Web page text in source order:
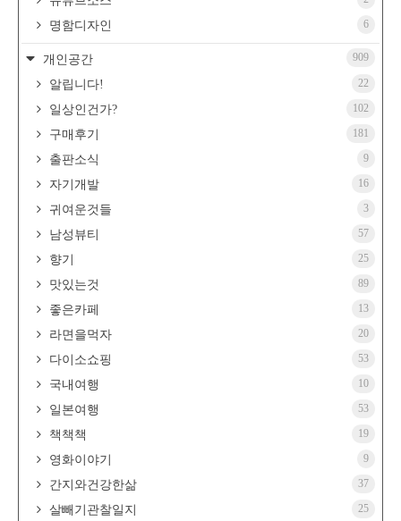
명함디자인 6
개인공간 909
알립니다! 22
일상인건가? 102
구매후기 181
출판소식 9
자기개발 16
귀여운것들 3
남성뷰티 57
향기 25
맛있는것 89
좋은카페 13
라면을먹자 20
다이소쇼핑 53
국내여행 10
일본여행 53
책책책 19
영화이야기 9
간지와건강한삶 37
살빼기관찰일지 25